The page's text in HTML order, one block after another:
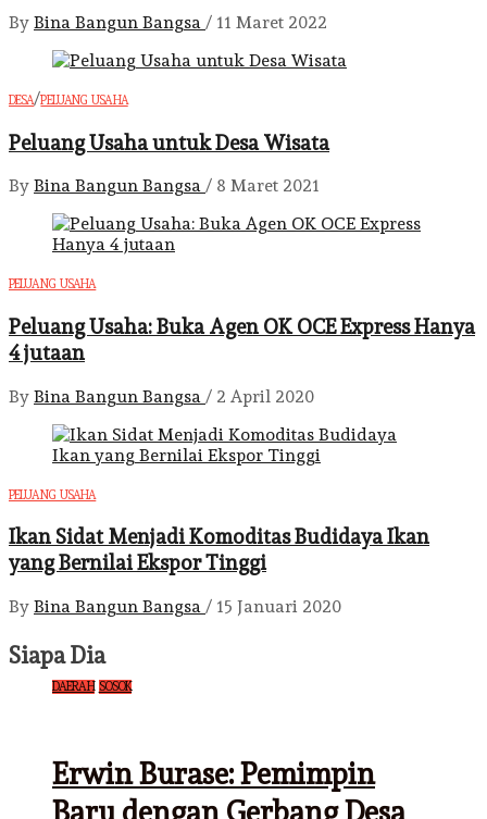
By Bina Bangun Bangsa / 11 Maret 2022
DESA/PELUANG USAHA
Peluang Usaha untuk Desa Wisata
By Bina Bangun Bangsa / 8 Maret 2021
PELUANG USAHA
Peluang Usaha: Buka Agen OK OCE Express Hanya
4 jutaan
By Bina Bangun Bangsa / 2 April 2020
PELUANG USAHA
Ikan Sidat Menjadi Komoditas Budidaya Ikan
yang Bernilai Ekspor Tinggi
By Bina Bangun Bangsa / 15 Januari 2020
Siapa Dia
DAERAH SOSOK
Erwin Burase: Pemimpin
Baru dengan Gerbang Desa